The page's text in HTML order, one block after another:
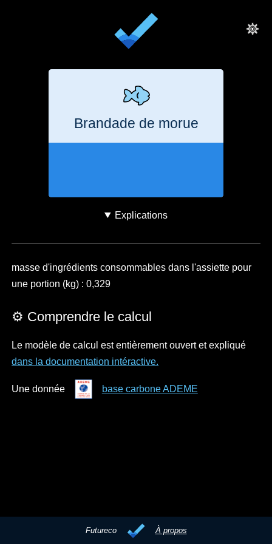
Brandade de morue
Explications
masse d'ingrédients consommables dans l'assiette pour
une portion (kg) : 0,329
⚙️ Comprendre le calcul
Le modèle de calcul est entièrement ouvert et expliqué
dans la documentation intéractive.
Une donnée base carbone ADEME
Futureco À propos